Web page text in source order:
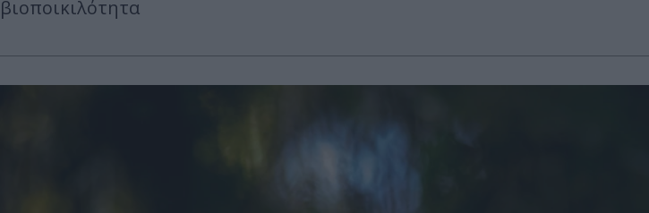
βιοποικιλότητα